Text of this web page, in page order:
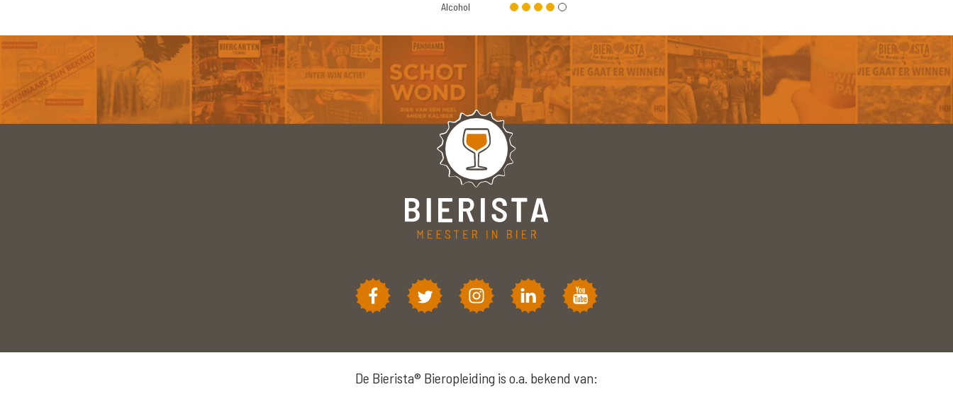
Alcohol
De Bierista® Bieropleiding is o.a. bekend van: